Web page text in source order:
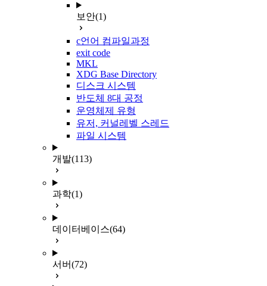
보안(1)
c언어 컴파일과정
exit code
MKL
XDG Base Directory
디스크 시스템
반도체 8대 공정
운영체제 유형
유저, 커널레벨 스레드
파일 시스템
개발(113)
과학(1)
데이터베이스(64)
서버(72)